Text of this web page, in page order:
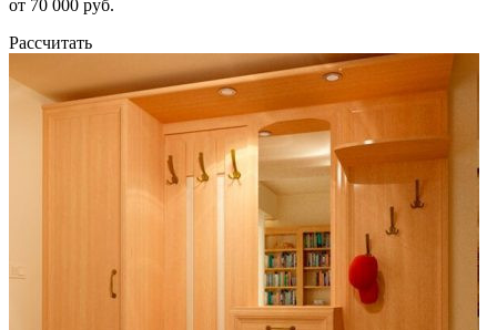
от 70 000 руб.
Рассчитать